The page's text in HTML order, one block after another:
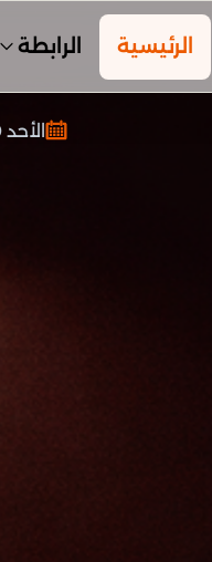
الرئيسية الرابطة
الأحد 19 أفريل 2026